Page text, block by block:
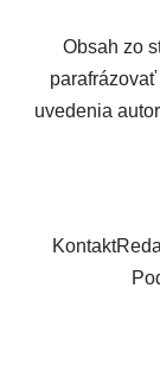
Obsah zo
uvedenia
Kontakt